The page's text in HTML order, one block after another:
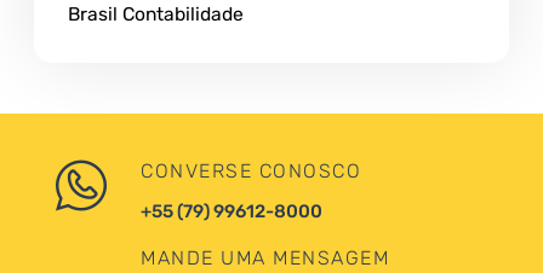
Brasil Contabilidade
CONVERSE CONOSCO
+55 (79) 99612-8000
MANDE UMA MENSAGEM